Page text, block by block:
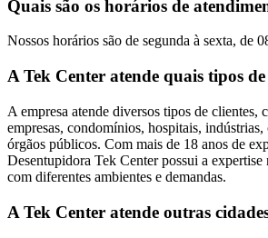
Quais são os horários de
Nossos horários são de segunda à sexta, de
A Tek Center atende quais tipos de
A empresa atende diversos tipos de clientes,
empresas, condomínios, hospitais, indústrias,
órgãos públicos. Com mais de 18 anos de
Desentupidora Tek Center possui a expertise
com diferentes ambientes e demandas.
A Tek Center atende outras